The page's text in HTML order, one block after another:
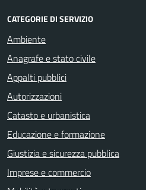
CATEGORIE DI SERVIZIO
Ambiente
Anagrafe e stato civile
Appalti pubblici
Autorizzazioni
Catasto e urbanistica
Educazione e formazione
Giustizia e sicurezza pubblica
Imprese e commercio